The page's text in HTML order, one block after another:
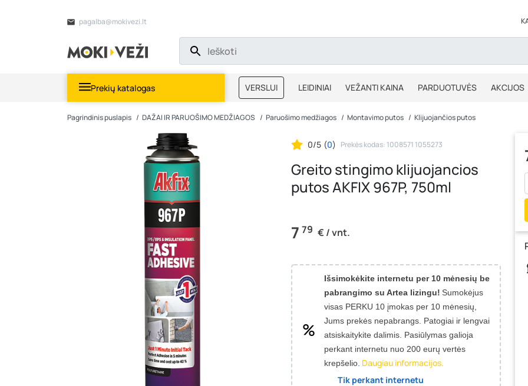
pagalba@mokivezi.lt
Prekių katalogas VERSLUI LEIDINIAI VEŽANTI KAINA PARDUOTUVĖS AKCIJOS
MOKIBLOGAS IŠPARDAVIMAS
Pagrindinis puslapis DAŽAI IR PARUOŠIMO MEDŽIAGOS Paruošimo medžiagos Montavimo putos Klijuojančios putos
0/5 (0) Prekės kodas: 1008571 1055273
Greito stingimo klijuojancios
putos AKFIX 967P, 750ml
7 79 € / vnt.
Išsimokėkite internetu per 10 mėnesių be
pabrangimo su Artea lizingu! Sumokėjus
visas PERKU 10 įmokas per 10 mėnesių,
Jums prekės nepabrangs. Patogiai ir lengvai
atsiskaitykite dalimis. Pasiūlymas galioja
perkant internetu nuo 200 eurų vertės
krepšelio. Daugiau informacijos.
Tik perkant internetu